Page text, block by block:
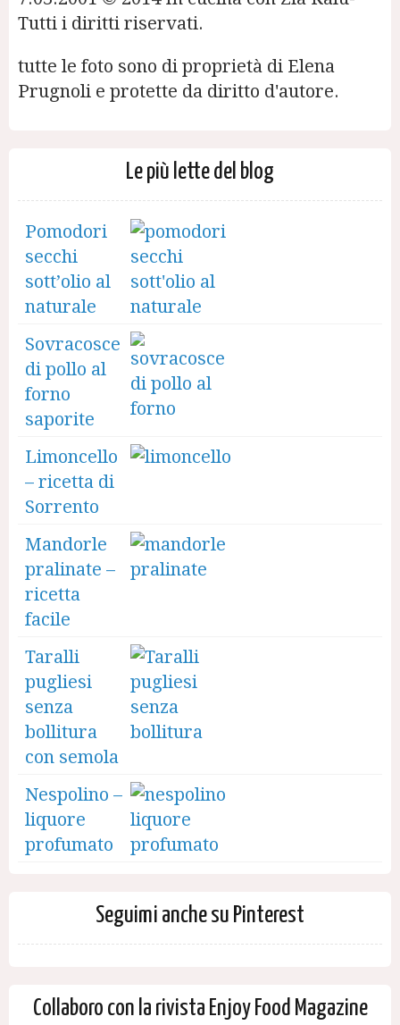
Tutti i diritti riservati.
tutte le foto sono di proprietà di Elena
Prugnoli e protette da diritto d'autore.
Le più lette del blog
Pomodori
secchi
sott’olio al
naturale
Sovracosce
di pollo al
forno
saporite
Limoncello
– ricetta di
Sorrento
Mandorle
pralinate –
ricetta
facile
Taralli
pugliesi
senza
bollitura
con semola
Nespolino –
liquore
profumato
Seguimi anche su Pinterest
Collaboro con la rivista Enjoy Food Magazine